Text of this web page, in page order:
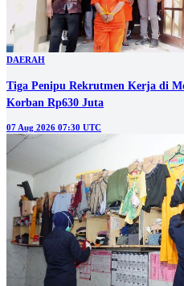
DAERAH
Tiga Penipu Rekrutmen Kerja di
Korban Rp630 Juta
07 Aug 2026 07:30 UTC